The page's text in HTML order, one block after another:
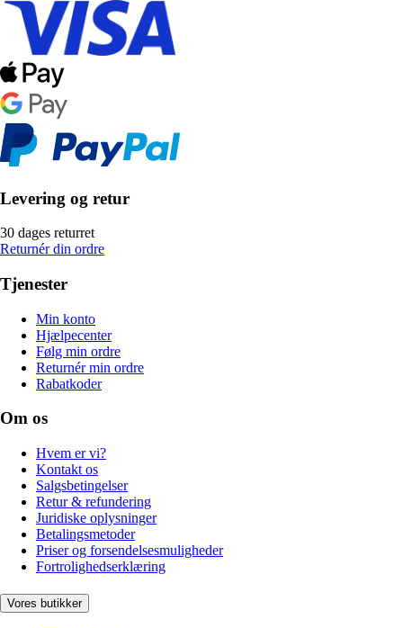
Levering og retur
30 dages returret
Returnér din ordre
Tjenester
Min konto
Hjælpecenter
Følg min ordre
Returnér min ordre
Rabatkoder
Om os
Hvem er vi?
Kontakt os
Salgsbetingelser
Retur & refundering
Juridiske oplysninger
Betalingsmetoder
Priser og forsendelsesmuligheder
Fortrolighedserklæring
Vores butikker